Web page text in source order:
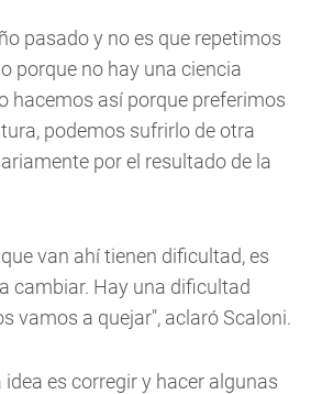
pasado y no es que repetimos
porque no hay una ciencia
hacemos así porque preferimos
podemos sufrirlo de otra
por el resultado de la
van ahí tienen dificultad, es
cambiar. Hay una dificultad
vamos a quejar", aclaró Scaloni.
idea es corregir y hacer algunas